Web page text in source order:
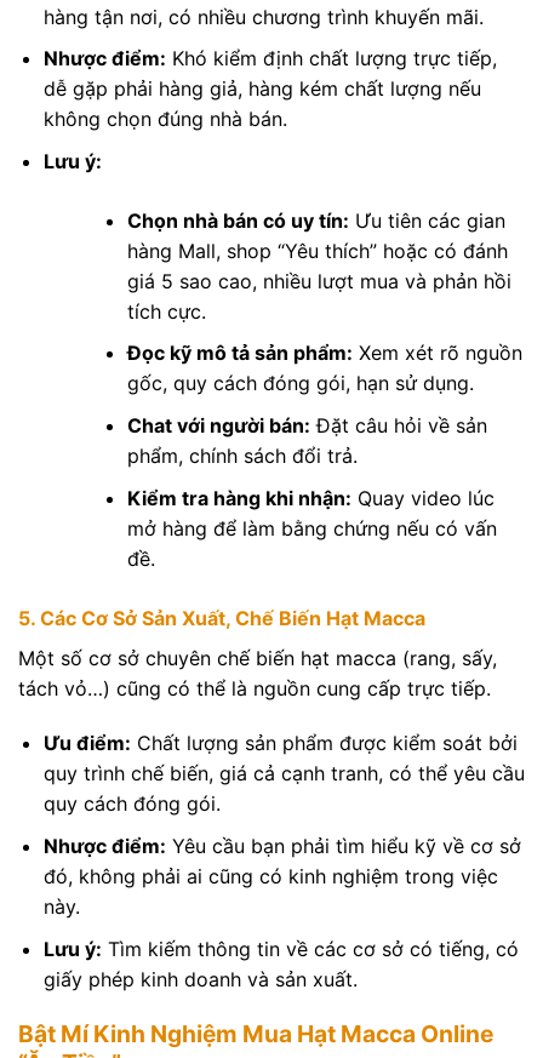
hàng tận nơi, có nhiều chương trình khuyến mãi.
Nhược điểm: Khó kiểm định chất lượng trực tiếp,
dễ gặp phải hàng giả, hàng kém chất lượng nếu
không chọn đúng nhà bán.
Lưu ý:
Chọn nhà bán có uy tín: Ưu tiên các gian
hàng Mall, shop “Yêu thích” hoặc có đánh
giá 5 sao cao, nhiều lượt mua và phản hồi
tích cực.
Đọc kỹ mô tả sản phẩm: Xem xét rõ nguồn
gốc, quy cách đóng gói, hạn sử dụng.
Chat với người bán: Đặt câu hỏi về sản
phẩm, chính sách đổi trả.
Kiểm tra hàng khi nhận: Quay video lúc
mở hàng để làm bằng chứng nếu có vấn
đề.
5. Các Cơ Sở Sản Xuất, Chế Biến Hạt Macca
Một số cơ sở chuyên chế biến hạt macca (rang, sấy,
tách vỏ…) cũng có thể là nguồn cung cấp trực tiếp.
Ưu điểm: Chất lượng sản phẩm được kiểm soát bởi
quy trình chế biến, giá cả cạnh tranh, có thể yêu cầu
quy cách đóng gói.
Nhược điểm: Yêu cầu bạn phải tìm hiểu kỹ về cơ sở
đó, không phải ai cũng có kinh nghiệm trong việc
này.
Lưu ý: Tìm kiếm thông tin về các cơ sở có tiếng, có
giấy phép kinh doanh và sản xuất.
Bật Mí Kinh Nghiệm Mua Hạt Macca Online